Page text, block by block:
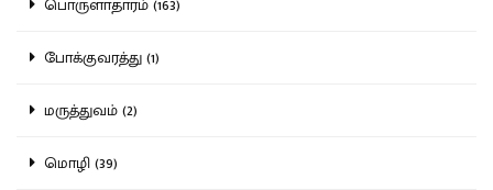
போக்குவரத்து (1)
மருத்துவம் (2)
மொழி (39)